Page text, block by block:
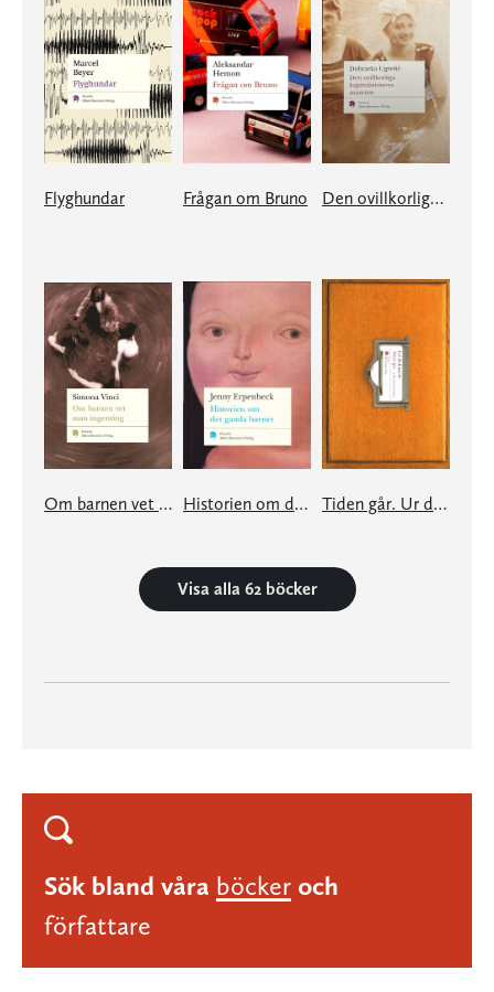
Flyghundar Frågan om Bruno Den ovillkorliga kapitulationens museum
Om barnen vet man ingenting Historien om det gamla barnet Tiden går. Ur det stora kartoteket
Visa alla 62 böcker
Sök bland våra böcker och
författare